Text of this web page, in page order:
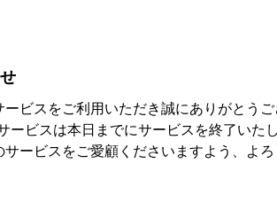
ビスをご利用いただき誠にありがとうご
ービスは本日までにサービスを終了いたし
ービスをご愛顧くださいますよう、よ